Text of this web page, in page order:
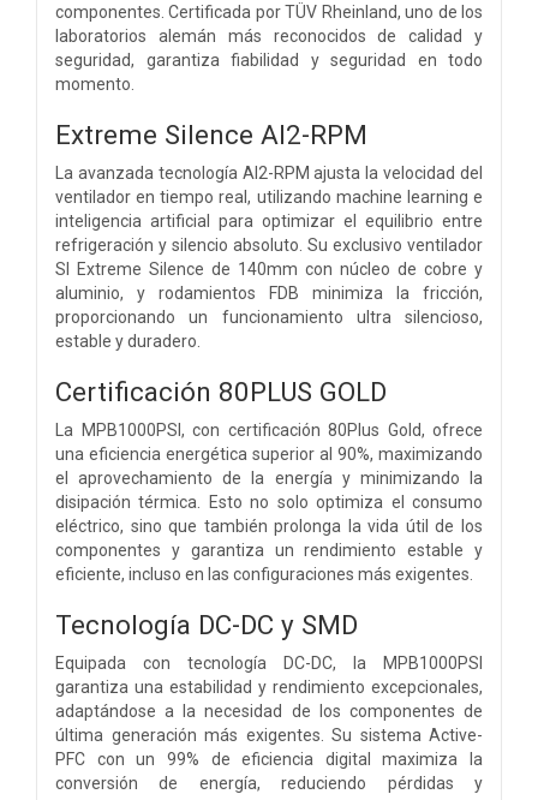
componentes. Certificada por TÜV Rheinland, uno de los
laboratorios alemán más reconocidos de calidad y
seguridad, garantiza fiabilidad y seguridad en todo
momento.
Extreme Silence AI2-RPM
La avanzada tecnología AI2-RPM ajusta la velocidad del
ventilador en tiempo real, utilizando machine learning e
inteligencia artificial para optimizar el equilibrio entre
refrigeración y silencio absoluto. Su exclusivo ventilador
SI Extreme Silence de 140mm con núcleo de cobre y
aluminio, y rodamientos FDB minimiza la fricción,
proporcionando un funcionamiento ultra silencioso,
estable y duradero.
Certificación 80PLUS GOLD
La MPB1000PSI, con certificación 80Plus Gold, ofrece
una eficiencia energética superior al 90%, maximizando
el aprovechamiento de la energía y minimizando la
disipación térmica. Esto no solo optimiza el consumo
eléctrico, sino que también prolonga la vida útil de los
componentes y garantiza un rendimiento estable y
eficiente, incluso en las configuraciones más exigentes.
Tecnología DC-DC y SMD
Equipada con tecnología DC-DC, la MPB1000PSI
garantiza una estabilidad y rendimiento excepcionales,
adaptándose a la necesidad de los componentes de
última generación más exigentes. Su sistema Active-
PFC con un 99% de eficiencia digital maximiza la
conversión de energía, reduciendo pérdidas y